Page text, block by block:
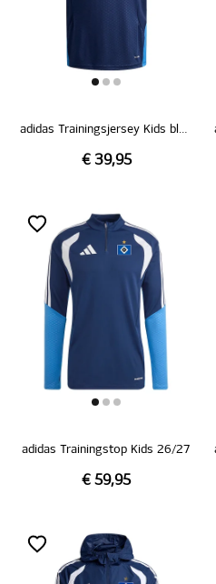
adidas Trainingsjersey Kids blau 26/27
€ 39,95
adidas Trainingstop Kids 26/27
€ 59,95